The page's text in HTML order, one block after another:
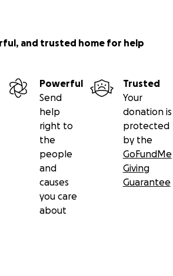
and trusted home for help
Powerful
Send
help
right to
the
people
and
causes
you care
about
Trusted
Your
donation is
protected
by the
GoFundMe
Giving
Guarantee